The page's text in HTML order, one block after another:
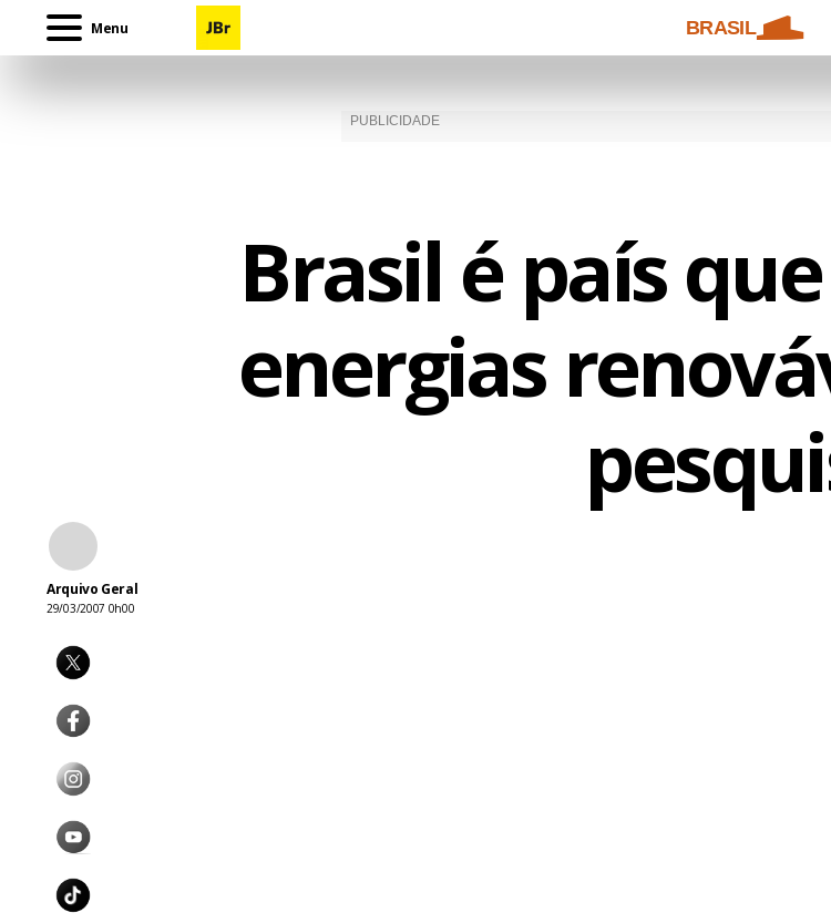
Menu BRASIL
Brasil é país
energias
Arquivo Geral
29/03/2007 0h00